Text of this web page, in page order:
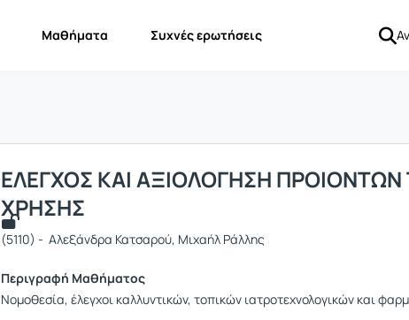
Μαθήματα Συχνές ερωτήσεις
ΕΛΕΓΧΟΣ ΚΑΙ ΑΞΙΟΛΟΓΗΣΗ ΠΡΟΙΟΝΤΩΝ
ΧΡΗΣΗΣ
(5110) - Αλεξάνδρα Κατσαρού, Μιχαήλ Ράλλης
Περιγραφή Μαθήματος
Νομοθεσία, έλεγχοι καλλυντικών, τοπικών ιατροτεχνολογικών και